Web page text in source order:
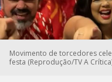
Movimento de torcedores
festa (Reprodução/TV A